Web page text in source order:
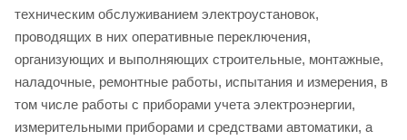
техническим обслуживанием электроустановок,
проводящих в них оперативные переключения,
организующих и выполняющих строительные, монтажные,
наладочные, ремонтные работы, испытания и измерения, в
том числе работы с приборами учета электроэнергии,
измерительными приборами и средствами автоматики, а